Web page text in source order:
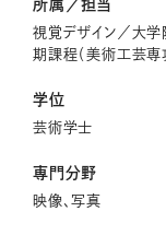
所属／担当
視覚デザイン／大学
期課程（美術工芸専
学位
芸術学士
専門分野
映像、写真